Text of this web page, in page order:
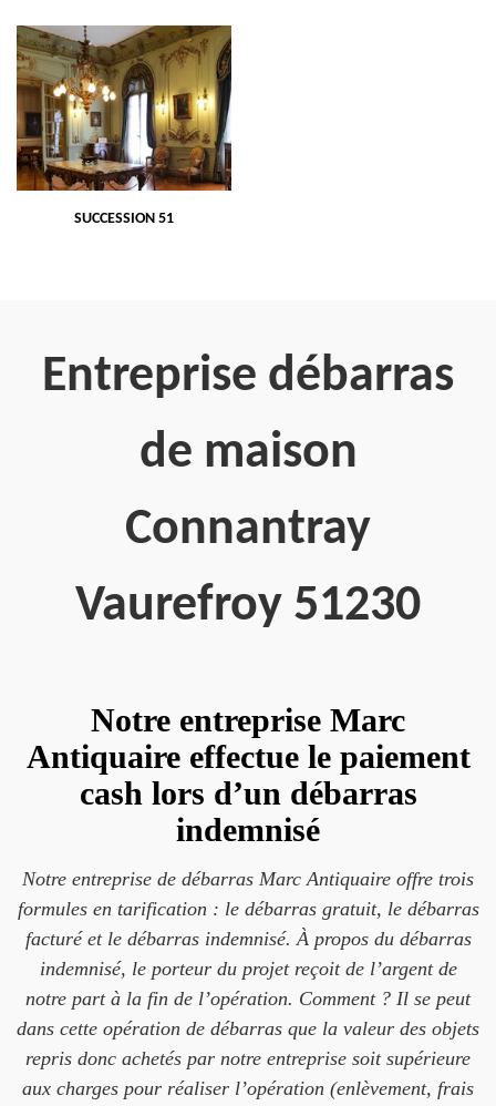
SUCCESSION 51
Entreprise débarras
de maison
Connantray
Vaurefroy 51230
Notre entreprise Marc
Antiquaire effectue le paiement
cash lors d’un débarras
indemnisé
Notre entreprise de débarras Marc Antiquaire offre trois
formules en tarification : le débarras gratuit, le débarras
facturé et le débarras indemnisé. À propos du débarras
indemnisé, le porteur du projet reçoit de l’argent de
notre part à la fin de l’opération. Comment ? Il se peut
dans cette opération de débarras que la valeur des objets
repris donc achetés par notre entreprise soit supérieure
aux charges pour réaliser l’opération (enlèvement, frais